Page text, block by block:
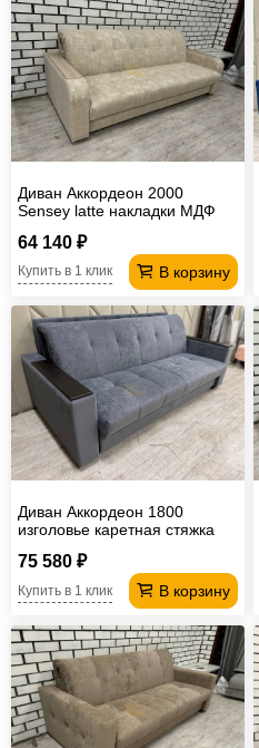
из
ротанга
Садовая
мебель
Косметологическое
оборудование
Диван Аккордеон 2000
Sensey latte накладки МДФ
64 140 ₽
В корзину
Купить в 1 клик
Диван Аккордеон 1800
изголовье каретная стяжка
МДФ
75 580 ₽
В корзину
Купить в 1 клик